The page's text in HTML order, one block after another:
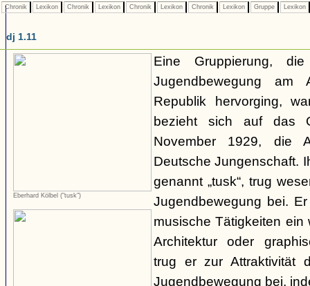
Chronik Lexikon Chronik Lexikon Chronik Lexikon Chronik Lexikon Gruppe Lexikon
dj 1.11
Eberhard Kölbel ("tusk")
Eine Gruppierung,
Jugendbewegung am
Republik hervorging,
bezieht sich auf das
November 1929, die
Deutsche Jungenschaft.
genannt „tusk“, trug
Jugendbewegung bei.
musische Tätigkeiten
Architektur oder
trug er zur Attraktivität
Jugendbewegung bei,